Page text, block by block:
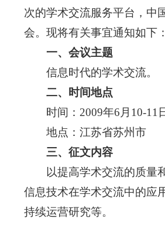
次的学术交流服务平台，中
会。现将有关事宜通知如下
一、会议主题
信息时代的学术交流。
二、时间地点
时间：2009年6月10-11
地点：江苏省苏州市
三、征文内容
以提高学术交流的质量和
信息技术在学术交流中的应
持续运营研究等。